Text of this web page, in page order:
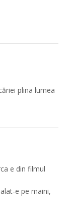
plina lumea
e din filmul
e pe maini,